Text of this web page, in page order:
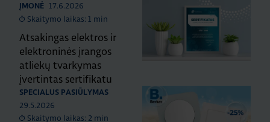
ĮMONĖ
17.6.2026
Skaitymo laikas: 1 min
Atsakingas elektros ir
elektroninės įrangos
atliekų tvarkymas
įvertintas sertifikatu
SPECIALUS PASIŪLYMAS
29.5.2026
Skaitymo laikas: 2 min